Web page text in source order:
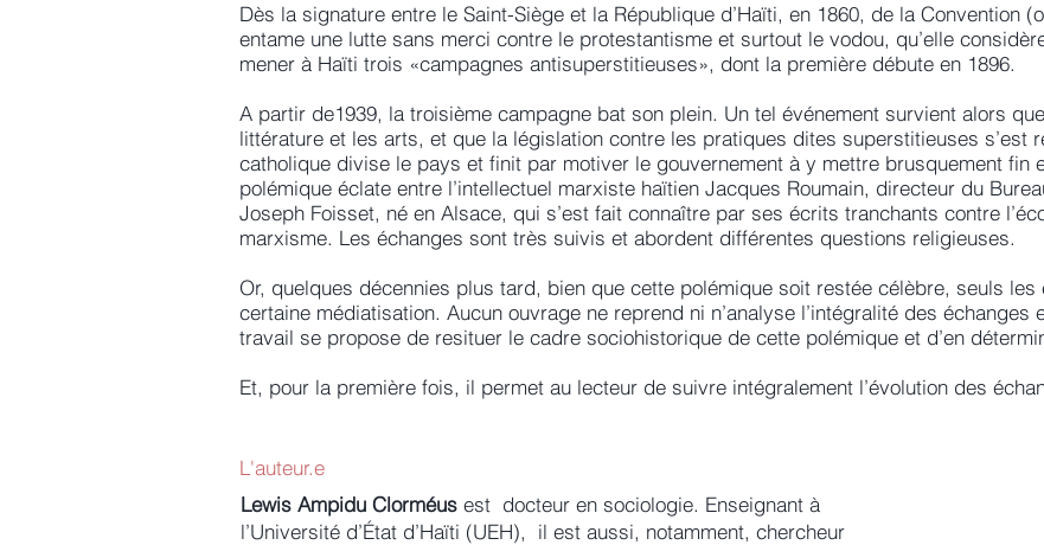
Dès la signature entre le Saint-Siège et la République d’Haïti, en 1860, de la Convention
entame une lutte sans merci contre le protestantisme et surtout le vodou, qu’elle
mener à Haïti trois «campagnes antisuperstitieuses», dont la première débute en 1896.
A partir de1939, la troisième campagne bat son plein. Un tel événement survient alors
littérature et les arts, et que la législation contre les pratiques dites superstitieuses s’est
catholique divise le pays et finit par motiver le gouvernement à y mettre brusquement fin
polémique éclate entre l’intellectuel marxiste haïtien Jacques Roumain, directeur du
Joseph Foisset, né en Alsace, qui s’est fait connaître par ses écrits tranchants contre
marxisme. Les échanges sont très suivis et abordent différentes questions religieuses.
Or, quelques décennies plus tard, bien que cette polémique soit restée célèbre, seuls les
certaine médiatisation. Aucun ouvrage ne reprend ni n’analyse l’intégralité des
travail se propose de resituer le cadre sociohistorique de cette polémique et d’en
Et, pour la première fois, il permet au lecteur de suivre intégralement l’évolution des
L'auteur.e
Lewis Ampidu Clorméus est docteur en sociologie. Enseignant à
l’Université d’État d’Haïti (UEH), il est aussi, notamment, chercheur